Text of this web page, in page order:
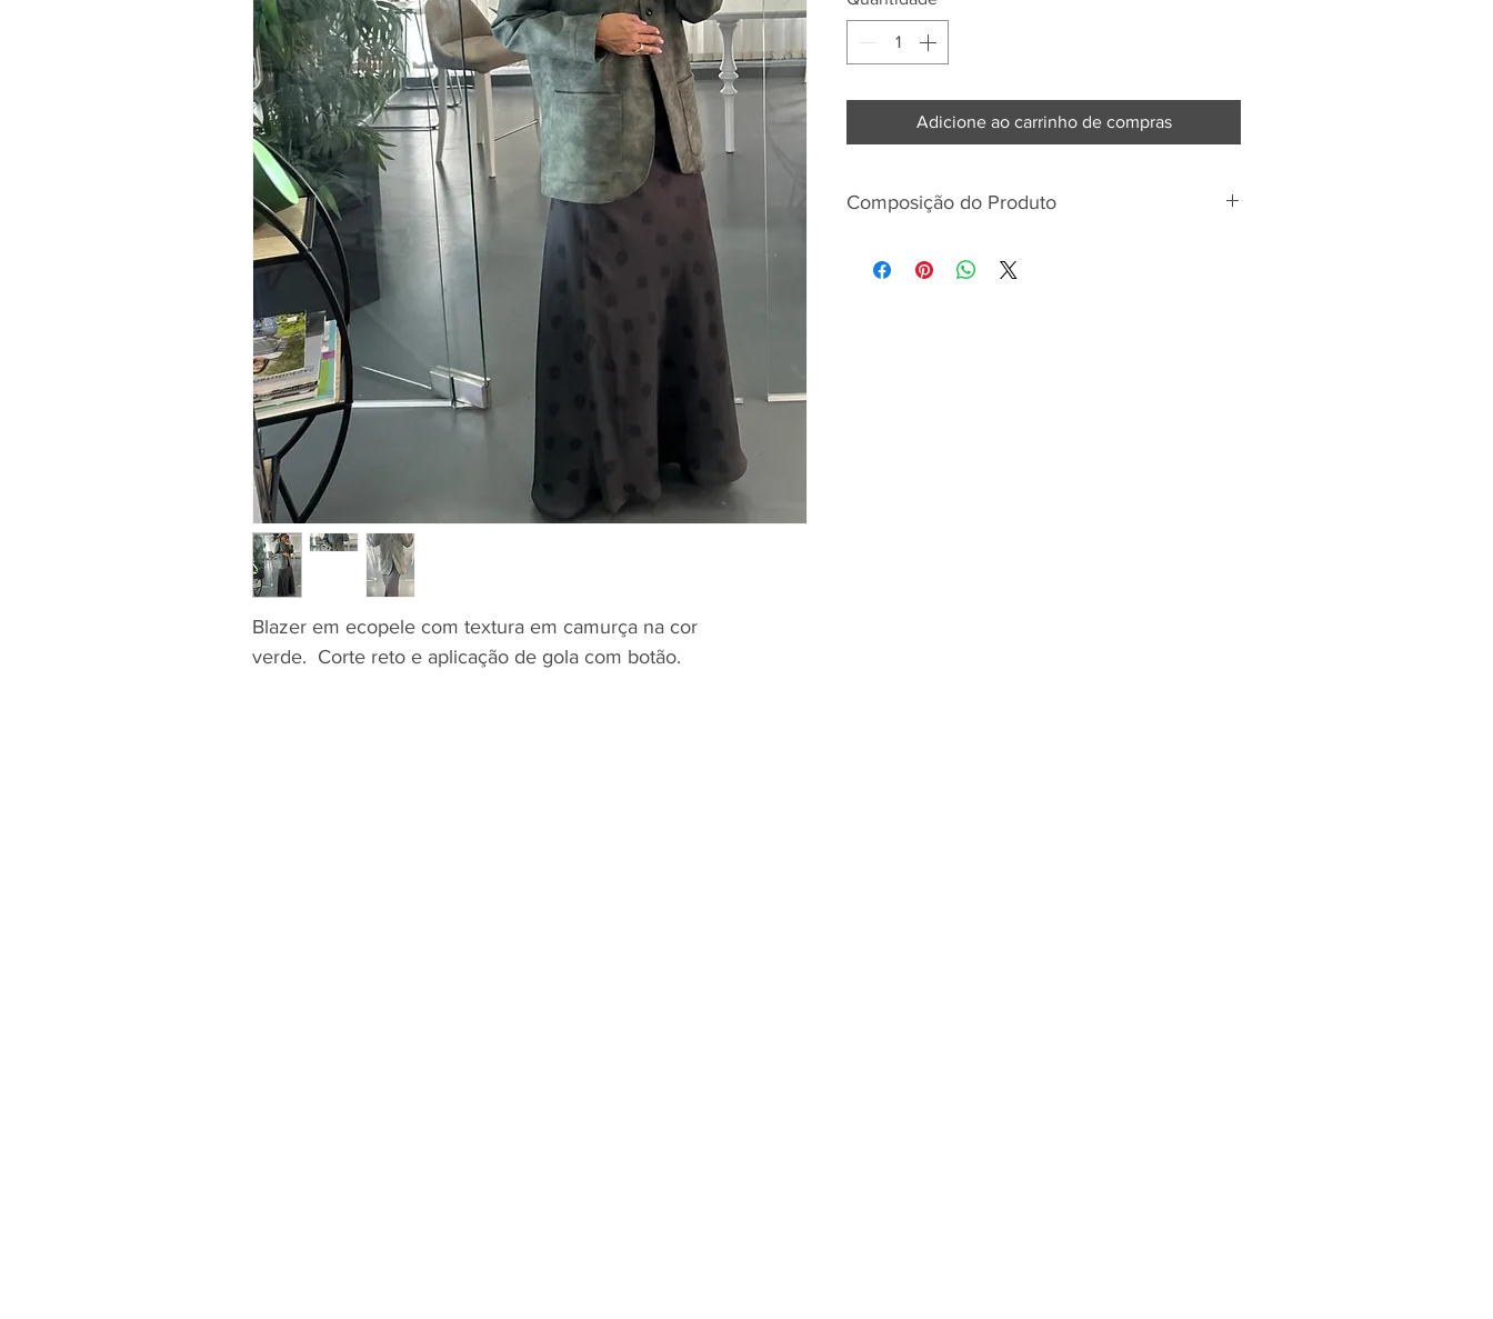
Blazer em ecopele com textura em camurça na cor
verde. Corte reto e aplicação de gola com botão.
Adicione ao carrinho de compras
Composição do Produto